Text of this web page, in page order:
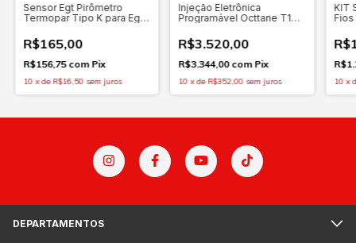
Sensor Egt Pirômetro
Termopar Tipo K para Egt
R$165,00
R$156,75 com Pix
10 xde R$16,50 sem juros
Injeção Eletrônica
Programável Octtane T1
Chicote
R$3.520,00
R$3.344,00 com Pix
10 xde R$352,00 sem juros
KIT
Fios
O2
10 x
DEPARTAMENTOS